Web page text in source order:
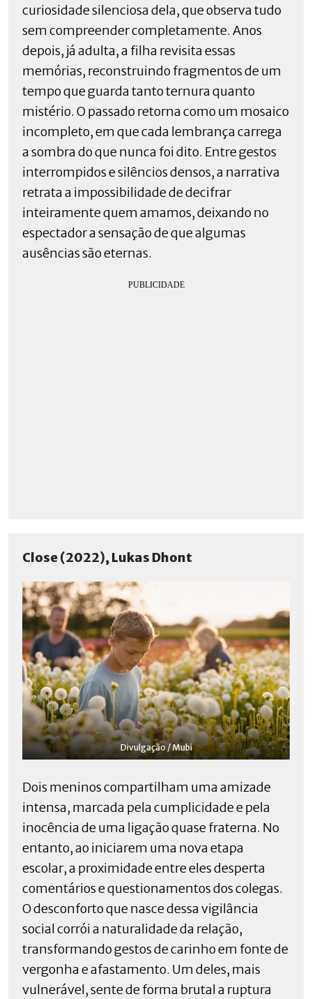
curiosidade silenciosa dela, que observa tudo
sem compreender completamente. Anos
depois, já adulta, a filha revisita essas
memórias, reconstruindo fragmentos de um
tempo que guarda tanto ternura quanto
mistério. O passado retorna como um mosaico
incompleto, em que cada lembrança carrega
a sombra do que nunca foi dito. Entre gestos
interrompidos e silêncios densos, a narrativa
retrata a impossibilidade de decifrar
inteiramente quem amamos, deixando no
espectador a sensação de que algumas
ausências são eternas.
Close (2022), Lukas Dhont
Divulgação / Mubi
Dois meninos compartilham uma amizade
intensa, marcada pela cumplicidade e pela
inocência de uma ligação quase fraterna. No
entanto, ao iniciarem uma nova etapa
escolar, a proximidade entre eles desperta
comentários e questionamentos dos colegas.
O desconforto que nasce dessa vigilância
social corrói a naturalidade da relação,
transformando gestos de carinho em fonte de
vergonha e afastamento. Um deles, mais
vulnerável, sente de forma brutal a ruptura